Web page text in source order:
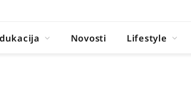
Novosti Lifestyle